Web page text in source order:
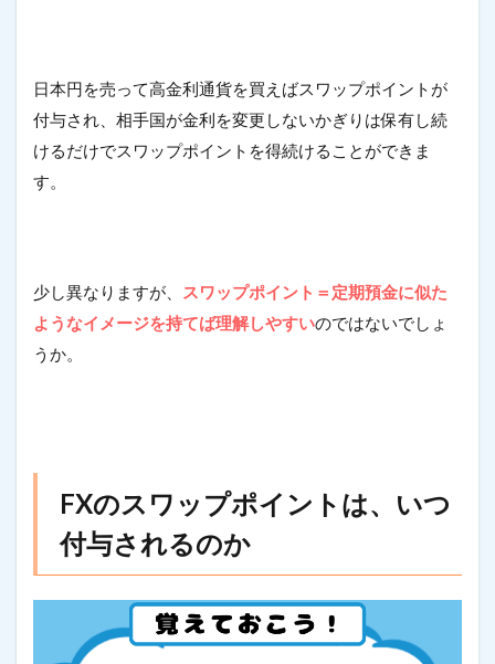
日本円を売って高金利通貨を買えばスワップポイントが
付与され、相手国が金利を変更しないかぎりは保有し続
けるだけでスワップポイントを得続けることができま
す。
少し異なりますが、
スワップポイント＝定期預金に似た
ようなイメージを持てば理解しやすいのではないでしょ
うか。
FXのスワップポイントは、いつ
付与されるのか